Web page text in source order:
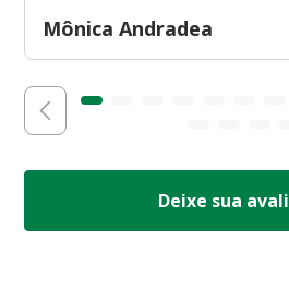
Mônica Andradea
Deixe sua